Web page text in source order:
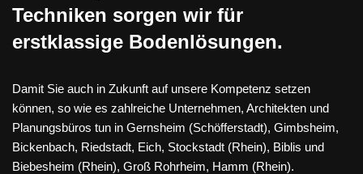
Techniken sorgen wir für
erstklassige Bodenlösungen.
Damit Sie auch in Zukunft auf unsere Kompetenz setzen
können, so wie es zahlreiche Unternehmen, Architekten und
Planungsbüros tun in Gernsheim (Schöfferstadt), Gimbsheim,
Bickenbach, Riedstadt, Eich, Stockstadt (Rhein), Biblis und
Biebesheim (Rhein), Groß Rohrheim, Hamm (Rhein).